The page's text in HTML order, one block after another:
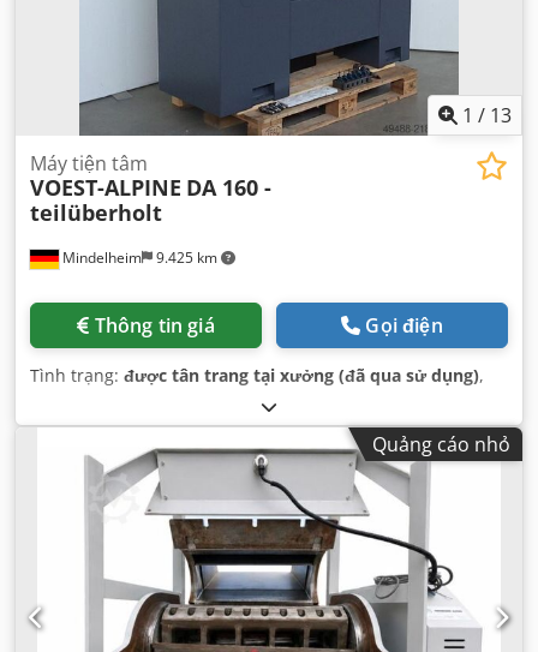
1 / 13
Mindelheim 9.425 km
Máy tiện tâm
VOEST-ALPINE DA 160 -
teilüberholt
Thông tin giá Gọi điện
Tình trạng: được tân trang tại xưởng (đã qua sử dụng),
Quảng cáo nhỏ